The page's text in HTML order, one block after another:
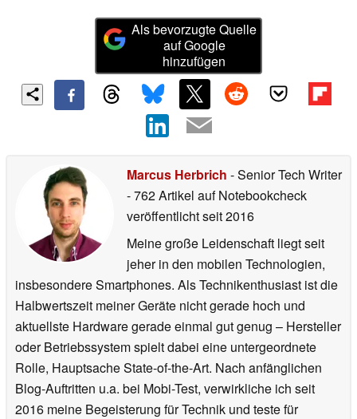
Als bevorzugte Quelle
auf Google
hinzufügen
Marcus Herbrich - Senior Tech Writer
- 762 Artikel auf Notebookcheck
veröffentlichtseit 2016
Meine große Leidenschaft liegt seit
jeher in den mobilen Technologien,
insbesondere Smartphones. Als Technikenthusiast ist die
Halbwertszeit meiner Geräte nicht gerade hoch und
aktuellste Hardware gerade einmal gut genug – Hersteller
oder Betriebssystem spielt dabei eine untergeordnete
Rolle, Hauptsache State-of-the-Art. Nach anfänglichen
Blog-Auftritten u.a. bei Mobi-Test, verwirkliche ich seit
2016 meine Begeisterung für Technik und teste für